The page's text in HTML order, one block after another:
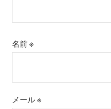
名前※
メール※